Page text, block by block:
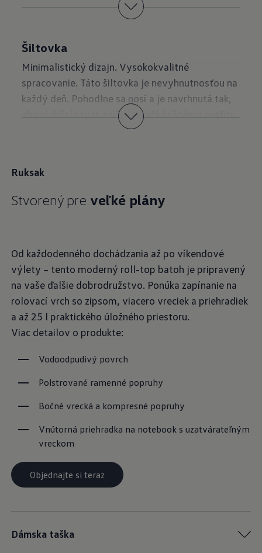
Vyrobená zo 100 % vlny
Rebrovaný úplet so širokým zahnutým lemom
Našitá nášivka s logom R
Objednajte si teraz
Šiltovka
Minimalistický dizajn. Vysokokvalitné
spracovanie. Táto šiltovka je nevyhnutnosťou na
každý deň. Pohodlne sa nosí a je navrhnutá tak,
aby si držala tvar, pričom dodá každému outfitu
Nastaviteľné kovové zapínanie
Objednajte si teraz
Ruksak
Stvorený pre veľké plány
Od každodenného dochádzania až po víkendové
výlety – tento moderný roll-top batoh je pripravený
na vaše ďalšie dobrodružstvo. Ponúka zapínanie na
rolovací vrch so zipsom, viacero vreciek a priehradiek
a až 25 l praktického úložného priestoru.
Viac detailov o produkte:
Vodoodpudivý povrch
Polstrované ramenné popruhy
Bočné vrecká a kompresné popruhy
Vnútorná priehradka na notebook s uzatvárateľným
vreckom
Objednajte si teraz
Dámska taška